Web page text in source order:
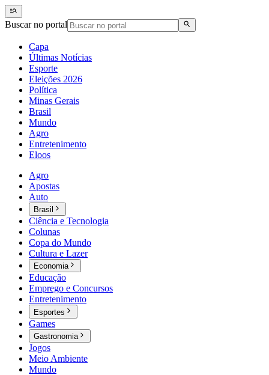
Buscar no portal
Capa
Últimas Notícias
Esporte
Eleições 2026
Política
Minas Gerais
Brasil
Mundo
Agro
Entretenimento
Eloos
Agro
Apostas
Auto
Brasil
Ciência e Tecnologia
Colunas
Copa do Mundo
Cultura e Lazer
Economia
Educação
Emprego e Concursos
Entretenimento
Esportes
Games
Gastronomia
Jogos
Meio Ambiente
Mundo